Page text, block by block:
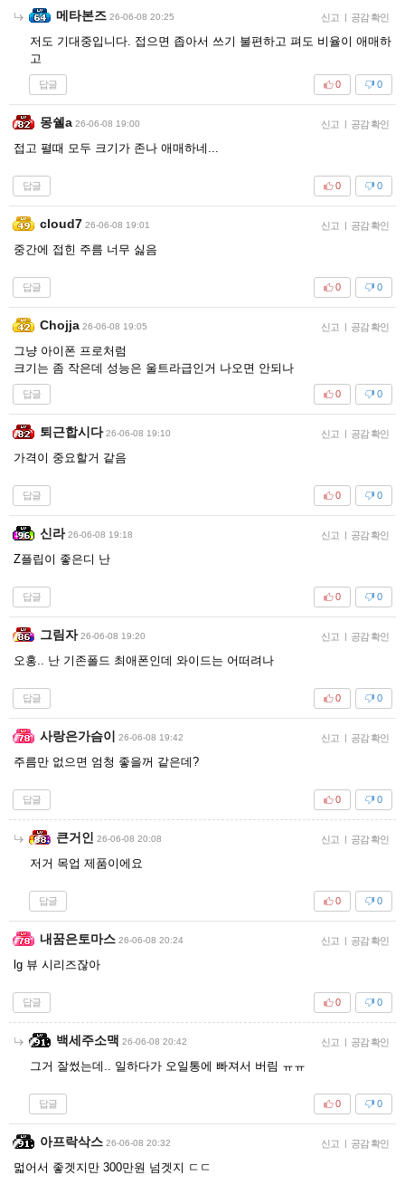
메타본즈 26-06-08 20:25 신고 | 공감 확인
저도 기대중입니다. 접으면 좁아서 쓰기 불편하고 펴도 비율이 애매하
고
답글 0
0
몽쉘a 26-06-08 19:00 신고 | 공감 확인
접고 펼때 모두 크기가 존나 애매하네...
답글 0
0
cloud7 26-06-08 19:01 신고 | 공감 확인
중간에 접힌 주름 너무 싫음
답글 0
0
Chojja 26-06-08 19:05 신고 | 공감 확인
그냥 아이폰 프로처럼
크기는 좀 작은데 성능은 울트라급인거 나오면 안되나
답글 0
0
퇴근합시다 26-06-08 19:10 신고 | 공감 확인
가격이 중요할거 같음
답글 0
0
신라 26-06-08 19:18 신고 | 공감 확인
Z플립이 좋은디 난
답글 0
0
그림자 26-06-08 19:20 신고 | 공감 확인
오홍.. 난 기존폴드 최애폰인데 와이드는 어떠려나
답글 0
0
사랑은가슴이 26-06-08 19:42 신고 | 공감 확인
주름만 없으면 엄청 좋을꺼 같은데?
답글 0
0
큰거인 26-06-08 20:08 신고 | 공감 확인
저거 목업 제품이에요
답글 0
0
내꿈은토마스 26-06-08 20:24 신고 | 공감 확인
lg 뷰 시리즈잖아
답글 0
0
백세주소맥 26-06-08 20:42 신고 | 공감 확인
그거 잘썼는데.. 일하다가 오일통에 빠져서 버림 ㅠㅠ
답글 0
0
아프락삭스 26-06-08 20:32 신고 | 공감 확인
멃어서 좋겟지만 300만원 넘겟지 ㄷㄷ